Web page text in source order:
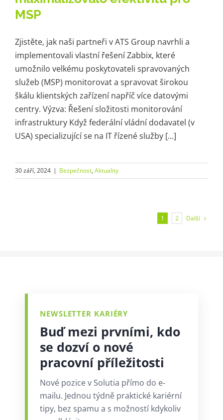
MSP
Zjistěte, jak naši partneři v ATS Group navrhli a
implementovali vlastní řešení Zabbix, které
umožnilo velkému poskytovateli spravovaných
služeb (MSP) monitorovat a spravovat širokou
škálu klientských zařízení napříč více datovými
centry. Výzva: Řešení složitosti monitorování
infrastruktury Když federální vládní dodavatel (v
USA) specializující se na IT řízené služby [...]
30 září, 2024 | Bezpečnost, Aktuality
1 2 Další
NEWSLETTER KARIÉRY
Buď mezi prvními, kdo
se dozví o nové
pracovní příležitosti
Nové pozice v Solutia přímo do e-
mailu. Jednou týdně praktické kariérní
tipy, bez spamu a s možností kdykoliv